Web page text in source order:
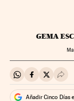
GEMA
Compartir en
Compartir
Añadir Cinco Días